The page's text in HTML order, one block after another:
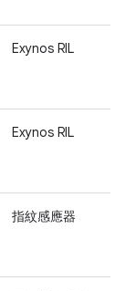
Exynos RIL
Exynos RIL
指紋感應器